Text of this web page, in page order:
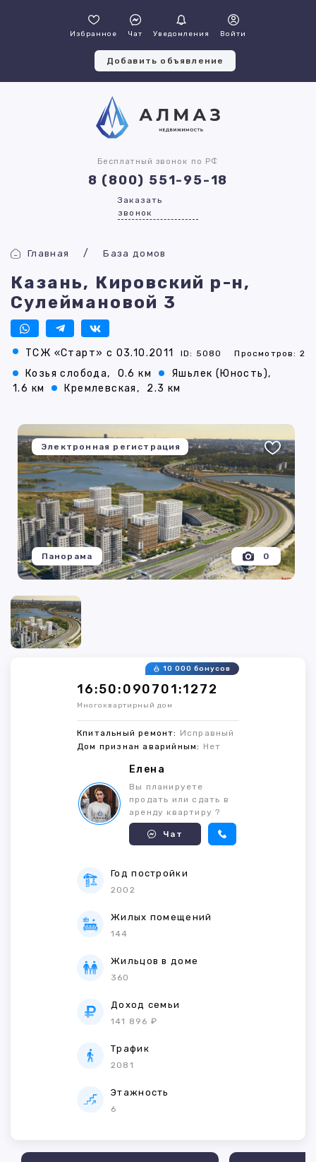
Избранное Чат Уведомления Войти
Добавить объявление
Бесплатный звонок по РФ
8 (800) 551-95-18
Заказать
звонок
Главная База домов
Казань, Кировский р-н,
Сулеймановой 3
ТСЖ «Старт» с 03.10.2011 ID: 5080 Просмотров: 2
Козья слобода, 0.6 км
Яшьлек (Юность),
1.6 км
Кремлевская, 2.3 км
Электронная регистрация
0
Панорама
16:50:090701:1272
10 000 бонусов
Многоквартирный дом
Кпитальный ремонт: Исправный
Дом признан аварийным: Нет
Елена
Вы планируете
продать или сдать в
аренду квартиру ?
Чат
Год постройки
2002
Жилых помещений
144
Жильцов в доме
360
Доход семьи
141 896 ₽
Трафик
2081
Этажность
6